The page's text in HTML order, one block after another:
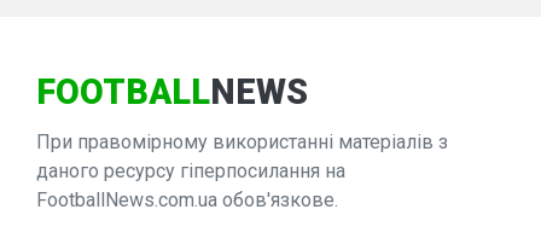
FOOTBALLNEWS
При правомірному використанні матеріалів з
даного ресурсу гіперпосилання на
FootballNews.com.ua обов'язкове.